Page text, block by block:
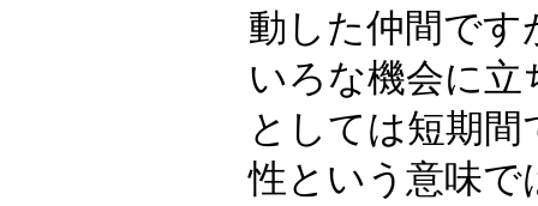
動した仲間です
いろな機会に
としては短期
性という意味で